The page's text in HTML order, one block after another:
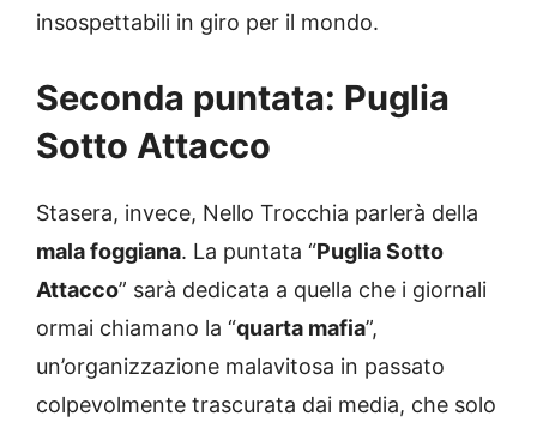
insospettabili in giro per il mondo.
Seconda puntata: Puglia
Sotto Attacco
Stasera, invece, Nello Trocchia parlerà della
mala foggiana. La puntata “Puglia Sotto
Attacco” sarà dedicata a quella che i giornali
ormai chiamano la “quarta mafia”,
un’organizzazione malavitosa in passato
colpevolmente trascurata dai media, che solo